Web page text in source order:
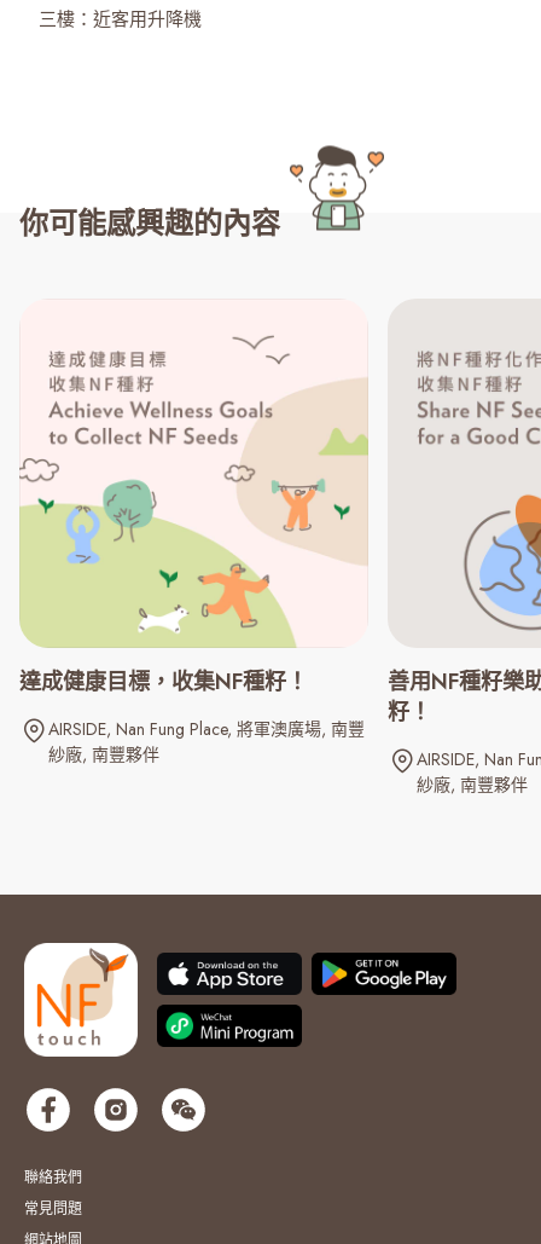
三樓：近客用升降機
你可能感興趣的內容
達成健康目標，收集NF種籽！
AIRSIDE Nan Fung Place 將軍澳廣場 南豐
紗廠 南豐夥伴
善用NF種籽樂
籽！
AIRSIDE Nan
紗廠 南豐夥伴
聯絡我們
常見問題